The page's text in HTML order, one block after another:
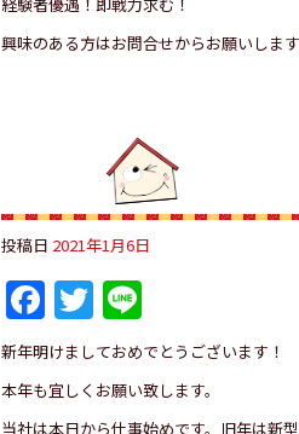
興味のある方はお問合せからお願いします
投稿日 2021年1月6日
Facebook
Twitter
新年明けましておめでとうございます！
本年も宜しくお願い致します。
当社は本日から仕事始めです。旧年は新